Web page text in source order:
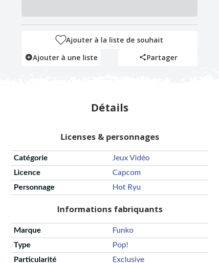
Ajouter à la liste de souhait
Ajouter à une liste
Partager
Détails
Licenses & personnages
Catégorie
Jeux Vidéo
Licence
Capcom
Personnage
Hot Ryu
Informations fabriquants
Marque
Funko
Type
Pop!
Particularité
Exclusive